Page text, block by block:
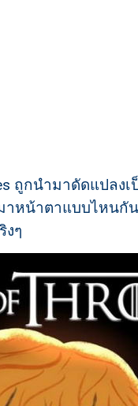
ถูกนำมาดัดแปลงเ
าหน้าตาแบบไหนกั
งๆ